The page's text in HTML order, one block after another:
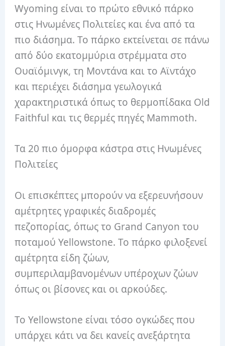
Wyoming είναι το πρώτο εθνικό πάρκο
στις Ηνωμένες Πολιτείες και ένα από τα
πιο διάσημα. Το πάρκο εκτείνεται σε πάνω
από δύο εκατομμύρια στρέμματα στο
Ουαϊόμινγκ, τη Μοντάνα και το Αϊντάχο
και περιέχει διάσημα γεωλογικά
χαρακτηριστικά όπως το θερμοπίδακα Old
Faithful και τις θερμές πηγές Mammoth.
Τα 20 πιο όμορφα κάστρα στις Ηνωμένες
Πολιτείες
Οι επισκέπτες μπορούν να εξερευνήσουν
αμέτρητες γραφικές διαδρομές
πεζοπορίας, όπως το Grand Canyon του
ποταμού Yellowstone. Το πάρκο φιλοξενεί
αμέτρητα είδη ζώων,
συμπεριλαμβανομένων υπέροχων ζώων
όπως οι βίσονες και οι αρκούδες.
Το Yellowstone είναι τόσο ογκώδες που
υπάρχει κάτι να δει κανείς ανεξάρτητα